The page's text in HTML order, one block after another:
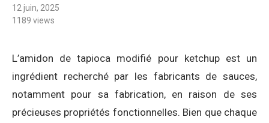
12 juin, 2025
1189 views
L’amidon de tapioca modifié pour ketchup est un
ingrédient recherché par les fabricants de sauces,
notamment pour sa fabrication, en raison de ses
précieuses propriétés fonctionnelles. Bien que chaque